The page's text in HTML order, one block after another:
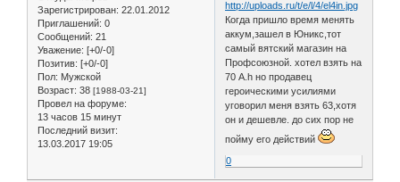
Зарегистрирован: 22.01.2012
Приглашений: 0
Сообщений: 21
Уважение: [+0/-0]
Позитив: [+0/-0]
Пол: Мужской
Возраст: 38 [1988-03-21]
Провел на форуме:
13 часов 15 минут
Последний визит:
13.03.2017 19:05
Когда пришло время менять
аккум,зашел в Юникс,тот
самый вятский магазин на
Профсоюзной. хотел взять на
70 A.h но продавец
героическими усилиями
уговорил меня взять 63,хотя
он и дешевле. до сих пор не
пойму его действий
0